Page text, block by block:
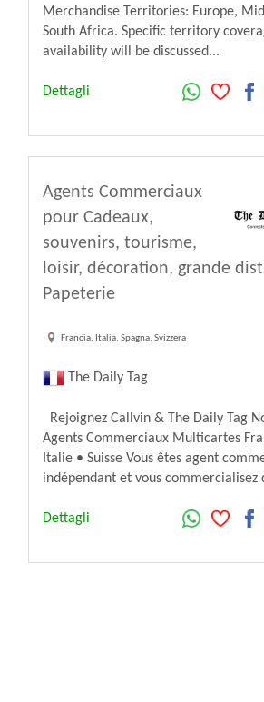
Merchandise Territories: Europe,
South Africa. Specific territory
availability will be discussed...
Dettagli
Agents Commerciaux
pour Cadeaux,
souvenirs, tourisme,
loisir, décoration, grande
Papeterie
Francia, Italia, Spagna, Svizzera
The Daily Tag
Rejoignez Callvin & The Daily Tag
Agents Commerciaux Multicartes
Italie • Suisse Vous êtes agent
indépendant et vous commercialisez
Dettagli